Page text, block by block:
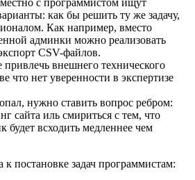
как бы решить ту же задачу,
Как например, вместо
админки можно реализовать
CSV-файлов.
внешнего технического
что нет уверенности в экспертизе
нужно ставить вопрос ребром:
сайта иль смириться с тем, что
будет всходить медленнее чем
к постановке задач программистам: